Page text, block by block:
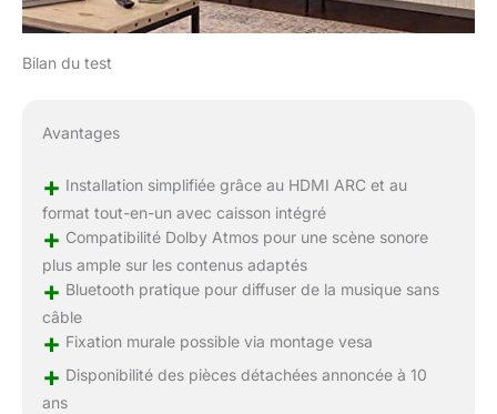
Bilan du test
Avantages
+ Installation simplifiée grâce au HDMI ARC et au
format tout-en-un avec caisson intégré
+ Compatibilité Dolby Atmos pour une scène sonore
plus ample sur les contenus adaptés
+ Bluetooth pratique pour diffuser de la musique sans
câble
+ Fixation murale possible via montage vesa
+ Disponibilité des pièces détachées annoncée à 10
ans